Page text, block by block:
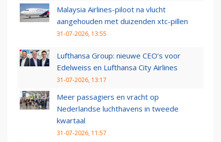
Malaysia Airlines-piloot na vlucht
aangehouden met duizenden xtc-pillen
31-07-2026, 13:55
Lufthansa Group: nieuwe CEO’s voor
Edelweiss en Lufthansa City Airlines
31-07-2026, 13:17
Meer passagiers en vracht op
Nederlandse luchthavens in tweede
kwartaal
31-07-2026, 11:57